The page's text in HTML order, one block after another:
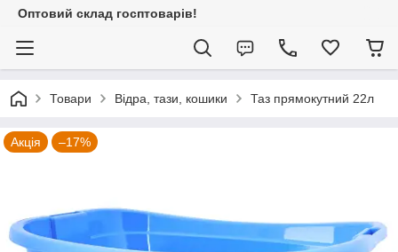
Оптовий склад госптоварів!
Товари Відра, тази, кошики Таз прямокутний 22л
Акція –17%